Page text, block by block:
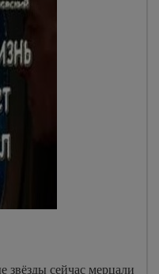
сейчас мерцали